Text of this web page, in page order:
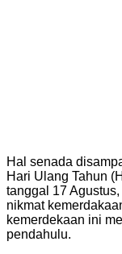
Hal senada
Hari Ulang Tahun
tanggal 17
nikmat
kemerdekaan ini
pendahulu.